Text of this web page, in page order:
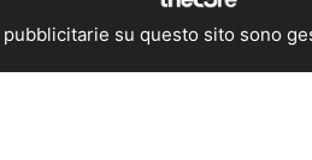
pubblicitarie su questo sito sono